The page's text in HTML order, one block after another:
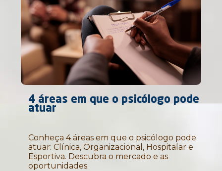
4 áreas em que o psicólogo pode
atuar
Conheça 4 áreas em que o psicólogo pode
atuar: Clínica, Organizacional, Hospitalar e
Esportiva. Descubra o mercado e as
oportunidades.